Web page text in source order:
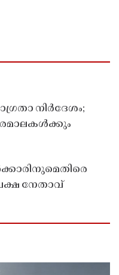
നിർദേശം;
നേതാവ്